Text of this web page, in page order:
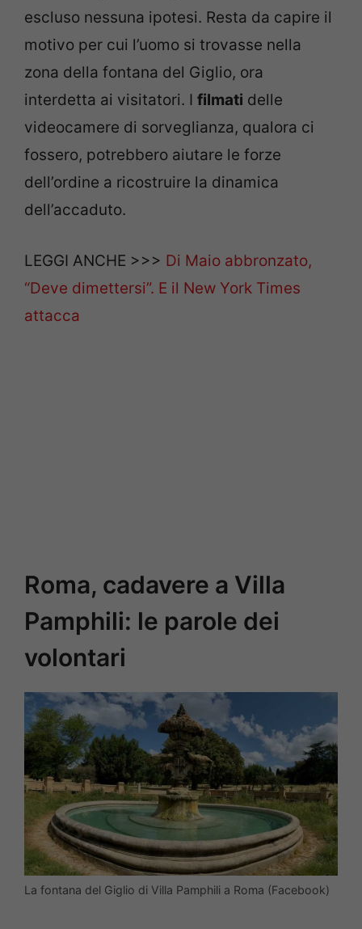
escluso nessuna ipotesi. Resta da capire il
motivo per cui l’uomo si trovasse nella
zona della fontana del Giglio, ora
interdetta ai visitatori. I filmati delle
videocamere di sorveglianza, qualora ci
fossero, potrebbero aiutare le forze
dell’ordine a ricostruire la dinamica
dell’accaduto.
LEGGI ANCHE >>> Di Maio abbronzato,
“Deve dimettersi”. E il New York Times
attacca
Roma, cadavere a Villa
Pamphili: le parole dei
volontari
La fontana del Giglio di Villa Pamphili a Roma (Facebook)